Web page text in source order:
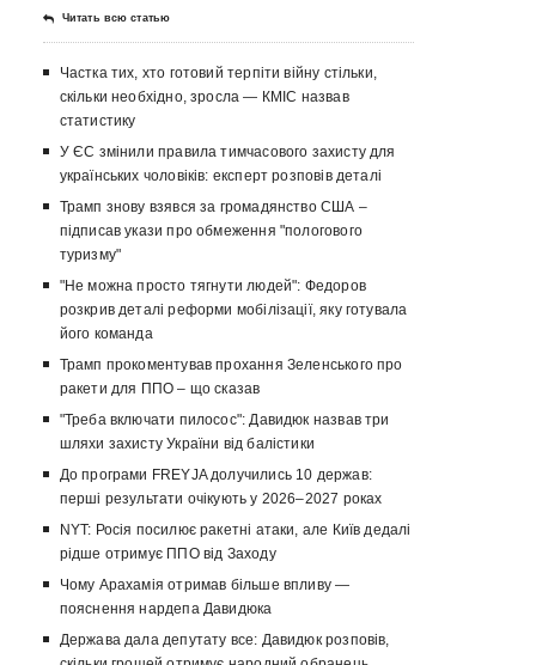
Читать всю статью
Частка тих, хто готовий терпіти війну стільки,
скільки необхідно, зросла — КМІС назвав
статистику
У ЄС змінили правила тимчасового захисту для
українських чоловіків: експерт розповів деталі
Трамп знову взявся за громадянство США –
підписав укази про обмеження "пологового
туризму"
"Не можна просто тягнути людей": Федоров
розкрив деталі реформи мобілізації, яку готувала
його команда
Трамп прокоментував прохання Зеленського про
ракети для ППО – що сказав
"Треба включати пилосос": Давидюк назвав три
шляхи захисту України від балістики
До програми FREYJA долучились 10 держав:
перші результати очікують у 2026–2027 роках
NYT: Росія посилює ракетні атаки, але Київ дедалі
рідше отримує ППО від Заходу
Чому Арахамія отримав більше впливу —
пояснення нардепа Давидюка
Держава дала депутату все: Давидюк розповів,